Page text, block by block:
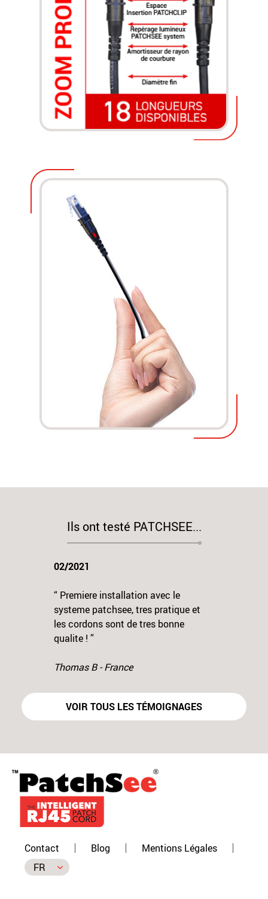
Ils ont testé PATCHSEE...
02/2021
“ Premiere installation avec le
systeme patchsee, tres pratique et
les cordons sont de tres bonne
qualite ! ”
Thomas B - France
JULIEN D -
Previous
VOIR TOUS LES TÉMOIGNAGES
Contact Blog Mentions Légales